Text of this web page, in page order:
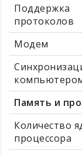
Поддержка
протоколов
Модем
Память и
Количество
процессора